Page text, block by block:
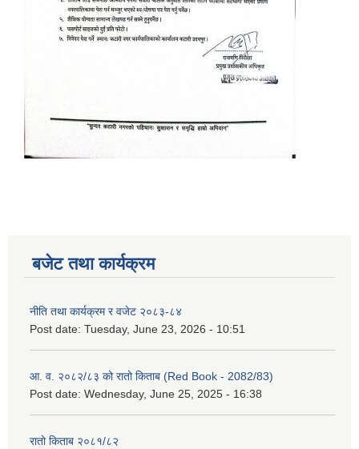
बजेट तथा कार्यक्रम
नीति तथा कार्यक्रम र वजेट २०८३-८४
Post date: Tuesday, June 23, 2026 - 10:51
आ. व. २०८२/८३ को रातो किताब (Red Book - 2082/83)
Post date: Wednesday, June 25, 2025 - 16:38
रातो किताब २०८१/८२